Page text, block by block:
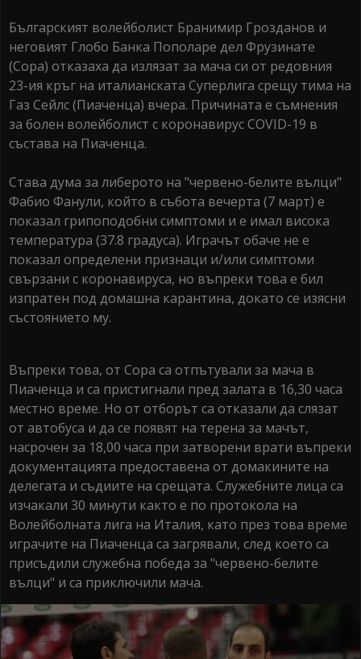
Българският волейболист Бранимир Грозданов и
неговият Глобо Банка Пополаре дел Фрузинате
(Сора) отказаха да излязат за мача си от редовния
23-ия кръг на италианската Суперлига срещу тима на
Газ Сейлс (Пиаченца) вчера. Причината е съмнения
за болен волейболист с коронавирус COVID-19 в
състава на Пиаченца.
Става дума за либерото на "червено-белите вълци"
Фабио Фанули, който в събота вечерта (7 март) е
показал грипоподобни симптоми и е имал висока
температура (37.8 градуса). Играчът обаче не е
показал определени признаци и/или симптоми
свързани с коронавируса, но въпреки това е бил
изпратен под домашна карантина, докато се изясни
състоянието му.
Въпреки това, от Сора са отпътували за мача в
Пиаченца и са пристигнали пред залата в 16,30 часа
местно време. Но от отборът са отказали да слязат
от автобуса и да се появят на терена за мачът,
насрочен за 18,00 часа при затворени врати въпреки
документацията предоставена от домакините на
делегата и съдиите на срещата. Служебните лица са
изчакали 30 минути както е по протокола на
Волейболната лига на Италия, като през това време
играчите на Пиаченца са загрявали, след което са
присъдили служебна победа за "червено-белите
вълци" и са приключили мача.